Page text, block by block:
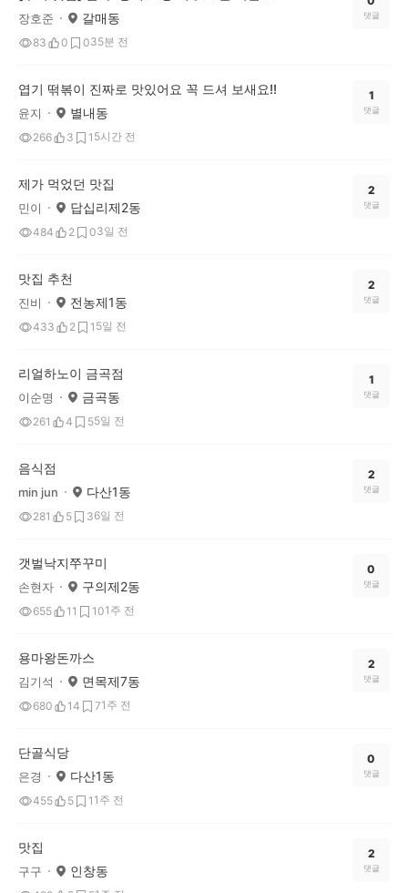
장호준 갈매동
83 0 035분 전
댓글
엽기 떢볶이 진짜로 맛있어요 꼭 드셔 보새요!!
윤지 별내동
266 3 1 5시간 전
1
댓글
제가 먹었던 맛집
민이 답십리제2동
484 2 03일 전
2
댓글
맛집 추천
진비 전농제1동
433 2 1 5일 전
2
댓글
리얼하노이 금곡점
이순명 금곡동
261 4 55일 전
1
댓글
음식점
min jun 다산1동
281 5 36일 전
2
댓글
갯벌낙지쭈꾸미
손현자 구의제2동
655 11 101주 전
0
댓글
용마왕돈까스
김기석 면목제7동
680 14 71주 전
2
댓글
단골식당
은경 다산1동
455 5 1 1주 전
0
댓글
맛집
구구 인창동
2
댓글